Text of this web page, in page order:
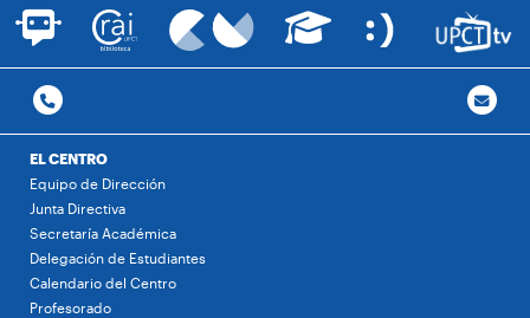
EL CENTRO
Equipo de Dirección
Junta Directiva
Secretaría Académica
Delegación de Estudiantes
Calendario del Centro
Profesorado